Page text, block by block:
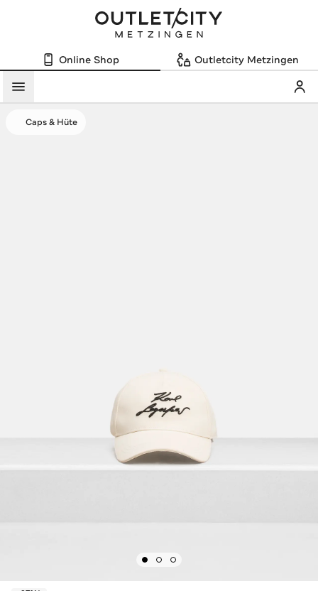
Online Shop Outletcity Metzingen
Menü
Caps & Hüte